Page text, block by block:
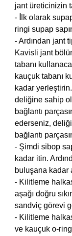
jant üreticinizin
- İlk olarak
ringi supap
- Ardından jant
Kavisli jant
tabanı
kauçuk tabanı
kadar
deliğine sahip
bağlantı
ederseniz,
bağlantı
- Şimdi sibop
kadar itin.
buluşana kadar
- Kilitleme
aşağı doğru
sandviç görevi
- Kilitleme
ve kauçuk o-